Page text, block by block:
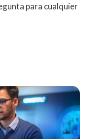
para cualquier